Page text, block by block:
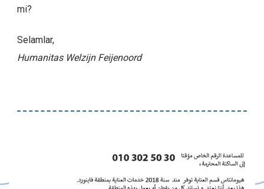
mi?
Selamlar,
Humanitas Welzijn Feijenoord